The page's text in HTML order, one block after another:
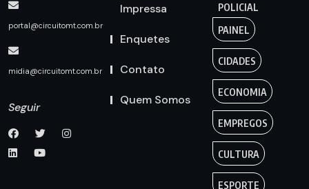
portal@circuitomt.com.br
midia@circuitomt.com.br
Seguir
Impressa
Enquetes
Contato
Quem Somos
POLICIAL
PAINEL
CIDADES
ECONOMIA
EMPREGOS
CULTURA
ESPORTE